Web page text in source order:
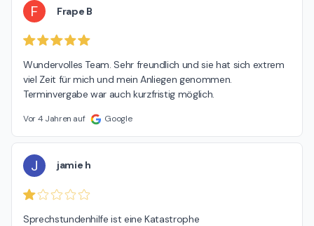
F Frape B
Wundervolles Team. Sehr freundlich und sie hat sich extrem
viel Zeit für mich und mein Anliegen genommen.
Terminvergabe war auch kurzfristig möglich.
Vor 4 Jahren auf Google
J jamie h
Sprechstundenhilfe ist eine Katastrophe